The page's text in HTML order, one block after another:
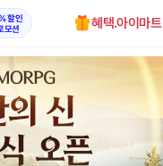
할인
모션
혜택.아이마트